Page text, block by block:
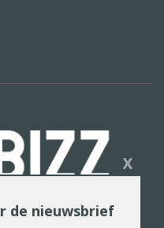
en beeld
X
de nieuwsbrief